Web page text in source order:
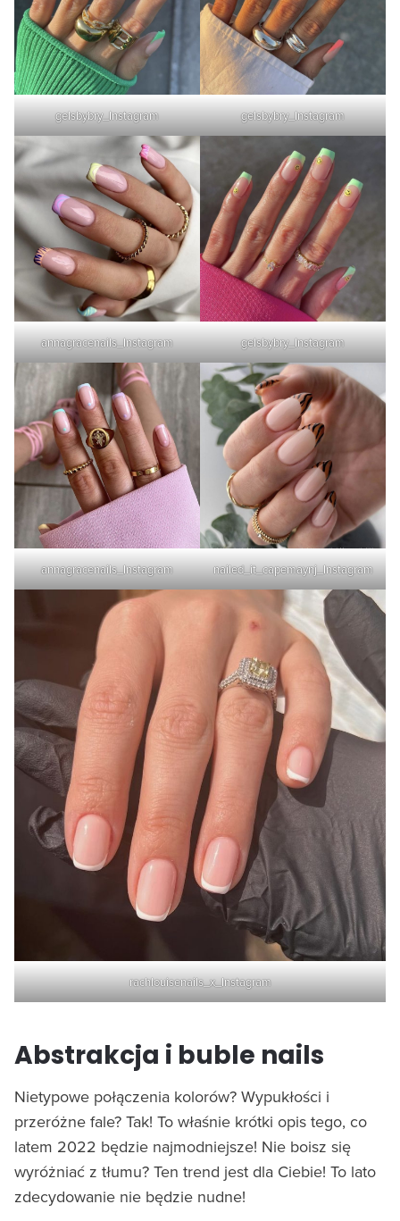
gelsbybry_Instagram gelsbybry_Instagram
annagracenails_Instagram gelsbybry_Instagram
annagracenails_Instagram nailed_it_capemaynj_Instagram
rachlouisenails_x_Instagram
Abstrakcja i buble nails
Nietypowe połączenia kolorów? Wypukłości i
przeróżne fale? Tak! To właśnie krótki opis tego, co
latem 2022 będzie najmodniejsze! Nie boisz się
wyróżniać z tłumu? Ten trend jest dla Ciebie! To lato
zdecydowanie nie będzie nudne!